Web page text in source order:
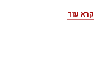
קרא עוד